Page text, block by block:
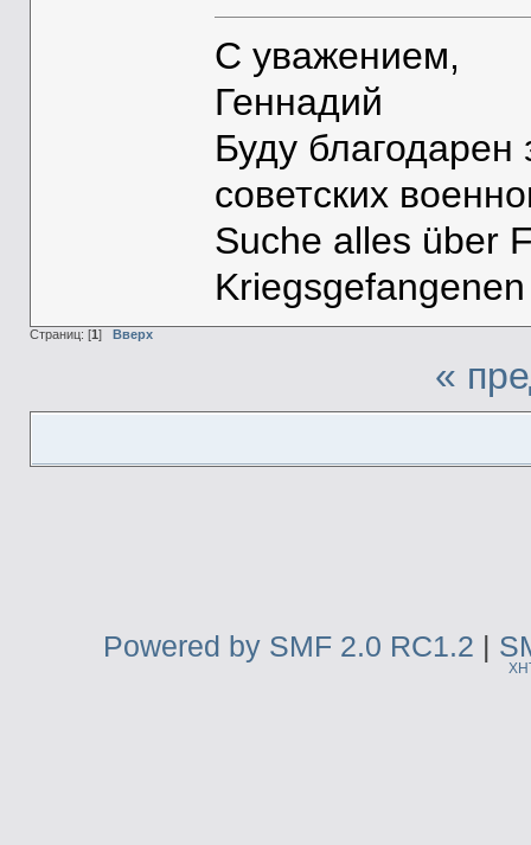
С уважением,
Геннадий
Буду
советских
Suche alles über
Kriegsgefangenen
Страниц: [1] Вверх
«
Powered by SMF 2.0 RC1.2 |